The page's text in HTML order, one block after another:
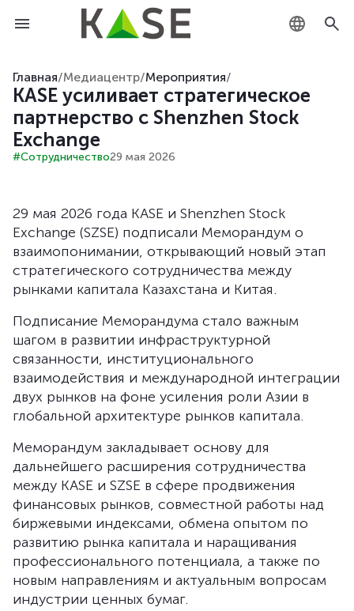
RU
Главная/Медиацентр/Мероприятия/
KASE усиливает стратегическое
партнерство с Shenzhen Stock
Exchange
#Сотрудничество29 мая 2026
29 мая 2026 года KASE и Shenzhen Stock
Exchange (SZSE) подписали Меморандум о
взаимопонимании, открывающий новый этап
стратегического сотрудничества между
рынками капитала Казахстана и Китая.
Подписание Меморандума стало важным
шагом в развитии инфраструктурной
связанности, институционального
взаимодействия и международной интеграции
двух рынков на фоне усиления роли Азии в
глобальной архитектуре рынков капитала.
Меморандум закладывает основу для
дальнейшего расширения сотрудничества
между KASE и SZSE в сфере продвижения
финансовых рынков, совместной работы над
биржевыми индексами, обмена опытом по
развитию рынка капитала и наращивания
профессионального потенциала, а также по
новым направлениям и актуальным вопросам
индустрии ценных бумаг.